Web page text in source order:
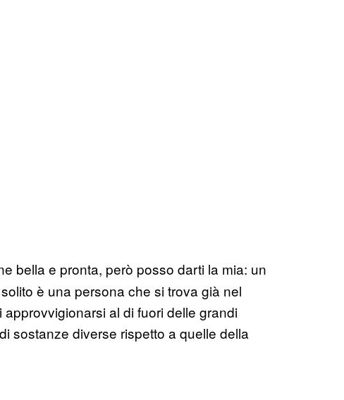
bella e pronta, però posso darti la mia: un
è una persona che si trova già nel
al di fuori delle grandi
sostanze diverse rispetto a quelle della